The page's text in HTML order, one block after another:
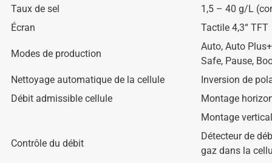
Taux de sel
1,5 – 40 g/L
Écran
Tactile 4,3“ TFT
Modes de production
Auto, Auto
Safe, Pause,
Nettoyage automatique de la cellule
Inversion de
Débit admissible cellule
Montage
Montage
Contrôle du débit
Détecteur de
gaz dans la